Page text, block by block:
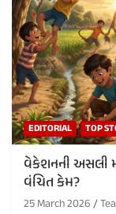
EDITORIAL TOP
વેકેશનની અસલી
વંચિત કેમ?
25 March 2026